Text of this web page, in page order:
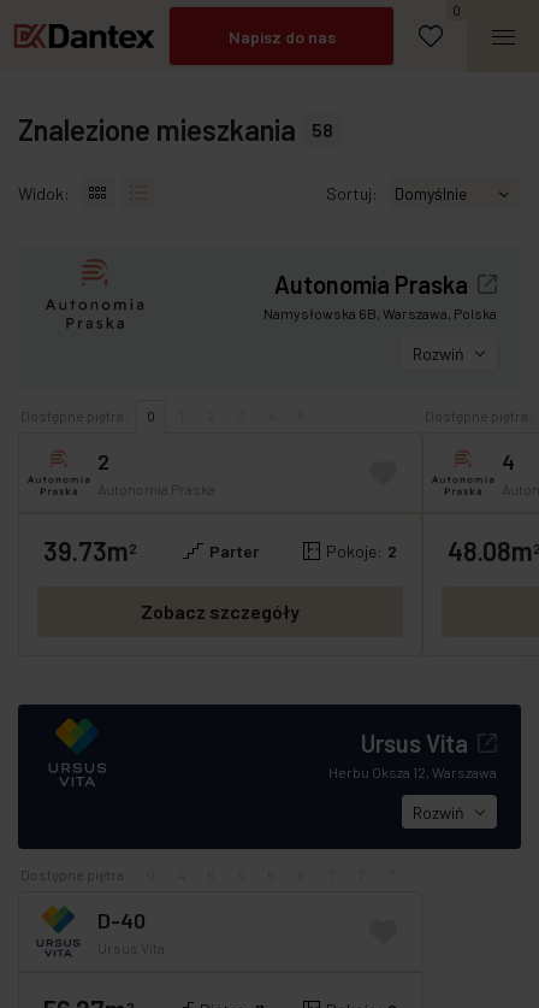
Napisz do nas
Zadzwoń
0
Znalezione mieszkania 58
Widok: Sortuj:
Autonomia Praska
Namysłowska 6B, Warszawa, Polska
Rozwiń
Dostępne piętra: 0
2
Autonomia Praska
GOTOWE OFERTA SPECJALNA
39.73m2 Parter Pokoje: 2
Zobacz szczegóły
Dostępne piętra:
4
GOTOWE
48.08m
Ursus Vita
Herbu Oksza 12, Warszawa
Rozwiń
Dostępne piętra:
D-40
Ursus Vita
GOTOWE